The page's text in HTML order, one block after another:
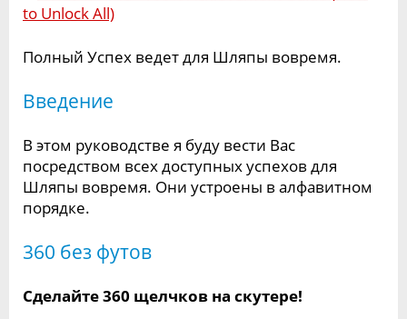
Полный Успех ведет для Шляпы вовремя.
Введение
В этом руководстве я буду вести Вас
посредством всех доступных успехов для
Шляпы вовремя. Они устроены в алфавитном
порядке.
360 без футов
Сделайте 360 щелчков на скутере!